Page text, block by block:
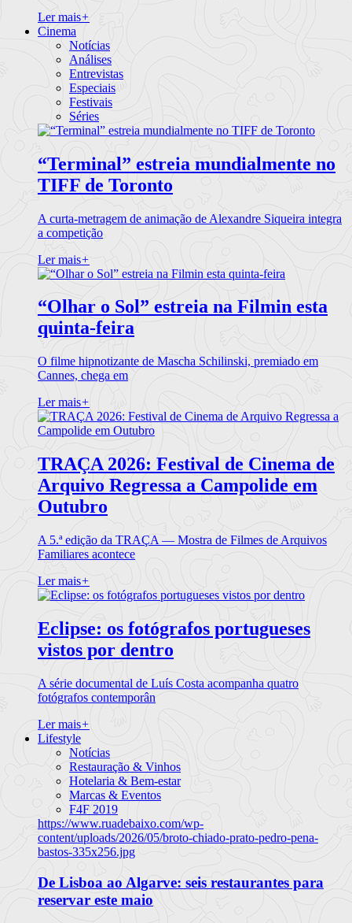
Ler mais+
Cinema
Notícias
Análises
Entrevistas
Especiais
Festivais
Séries
“Terminal” estreia mundialmente no
TIFF de Toronto
A curta-metragem de animação de Alexandre Siqueira integra
a competição
Ler mais+
“Olhar o Sol” estreia na Filmin esta
quinta-feira
O filme hipnotizante de Mascha Schilinski, premiado em
Cannes, chega em
Ler mais+
TRAÇA 2026: Festival de Cinema de
Arquivo Regressa a Campolide em
Outubro
A 5.ª edição da TRAÇA — Mostra de Filmes de Arquivos
Familiares acontece
Ler mais+
Eclipse: os fotógrafos portugueses
vistos por dentro
A série documental de Luís Costa acompanha quatro
fotógrafos contemporân
Ler mais+
Lifestyle
Notícias
Restauração & Vinhos
Hotelaria & Bem-estar
Marcas & Eventos
F4F 2019
https://www.ruadebaixo.com/wp-
content/uploads/2026/05/broto-chiado-prato-pedro-pena-
bastos-335x256.jpg
De Lisboa ao Algarve: seis restaurantes para
reservar este maio